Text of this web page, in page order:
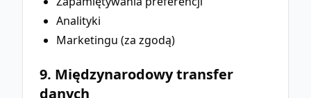
Analityki
Marketingu (za zgodą)
9. Międzynarodowy transfer
danych